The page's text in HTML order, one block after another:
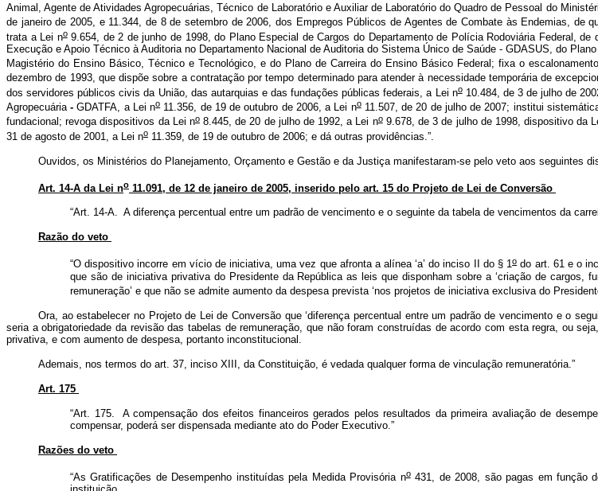
Animal, Agente de Atividades Agropecuárias, Técnico de Laboratório e Auxiliar de Laboratório do Quadro de Pessoal do
de janeiro de 2005, e 11.344, de 8 de setembro de 2006, dos Empregos Públicos de Agentes de Combate às Endemias, de
trata a Lei no9.654, de 2 de junho de 1998, do Plano Especial de Cargos do Departamento de Polícia Rodoviária Federal, de
Execução e Apoio Técnico à Auditoria no Departamento Nacional de Auditoria do Sistema Único de Saúde - GDASUS, do
Magistério do Ensino Básico, Técnico e Tecnológico, e do Plano de Carreira do Ensino Básico Federal; fixa o
dezembro de 1993, que dispõe sobre a contratação por tempo determinado para atender à necessidade temporária de
dos servidores públicos civis da União, das autarquias e das fundações públicas federais, a Lei no10.484, de 3 de julho de
Agropecuária- GDATFA, a Lei no11.356, de 19 de outubro de 2006, a Lei no11.507, de 20 de julho de 2007; institui
fundacional; revoga dispositivos da Lei no8.445, de 20 de julho de 1992, a Lei no9.678, de 3 de julho de 1998, dispositivo da
31 de agosto de 2001, a Lei no 11.359, de 19 de outubro de 2006; e dá outras providências.”.
Ouvidos, os Ministérios do Planejamento, Orçamento e Gestão e da Justiça manifestaram-se pelo veto aos seguintes
Art. 14-A da Lei no 11.091, de 12 de janeiro de 2005, inserido pelo art. 15 do Projeto de Lei de Conversão
“Art. 14-A. A diferença percentual entre um padrão de vencimento e o seguinte da tabela de vencimentos da
Razão do veto
“O dispositivo incorre em vício de iniciativa, uma vez que afronta a alínea ‘a’ do inciso II do § 1odo art. 61 e o
que são de iniciativa privativa do Presidente da República as leis que disponham sobre a ‘criação de cargos,
remuneração’ e que não se admite aumento da despesa prevista ‘nos projetos de iniciativa exclusiva do
Ora, ao estabelecer no Projeto de Lei de Conversão que ‘diferença percentual entre um padrão de vencimento e o
seria a obrigatoriedade da revisão das tabelas de remuneração, que não foram construídas de acordo com esta regra, ou
privativa, e com aumento de despesa, portanto inconstitucional.
Ademais, nos termos do art. 37, inciso XIII, da Constituição, é vedada qualquer forma de vinculação remuneratória.”
Art. 175
“Art. 175. A compensação dos efeitos financeiros gerados pelos resultados da primeira avaliação de
compensar, poderá ser dispensada mediante ato do Poder Executivo.”
Razões do veto
“As Gratificações de Desempenho instituídas pela Medida Provisória no431, de 2008, são pagas em função